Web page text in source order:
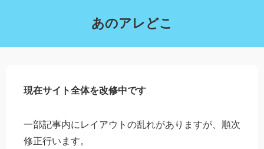
あのアレどこ
現在サイト全体を改修中です
一部記事内にレイアウトの乱れがありますが、順次
修正行います。